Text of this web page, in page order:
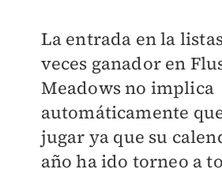
La entrada en la
veces ganador en
Meadows no implica
automáticamente
jugar ya que su
año ha ido torneo a